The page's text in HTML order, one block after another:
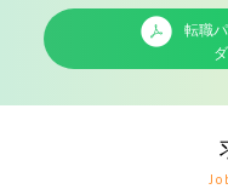
転職